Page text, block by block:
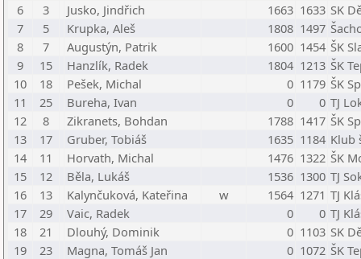
6
3 Jusko, Jindřich 1663 1633 SK
7
5 Krupka, Aleš 1808 1497
8
7 Augustýn, Patrik 1600 1454 ŠK
9
15 Hanzlík, Radek 1804 1213 ŠK
10
18 Pešek, Michal 0 1179 ŠK
11
25 Bureha, Ivan 0 0 TJ
12
8 Zikranets, Bohdan 1788 1417 ŠK
13
17 Gruber, Tobiáš 1635 1184 Klub
14
11 Horvath, Michal 1476 1322 ŠK
15
12 Běla, Lukáš 1536 1300 TJ
16
13 Kalynčuková, Kateřina w 1564 1271 TJ
17
29 Vaic, Radek 0 0 TJ
18
21 Dlouhý, Dominik 0 1103 SK
19
23 Magna, Tomáš Jan 0 1072 ŠK